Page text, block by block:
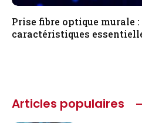
Prise fibre optique murale
caractéristiques
Articles populaires